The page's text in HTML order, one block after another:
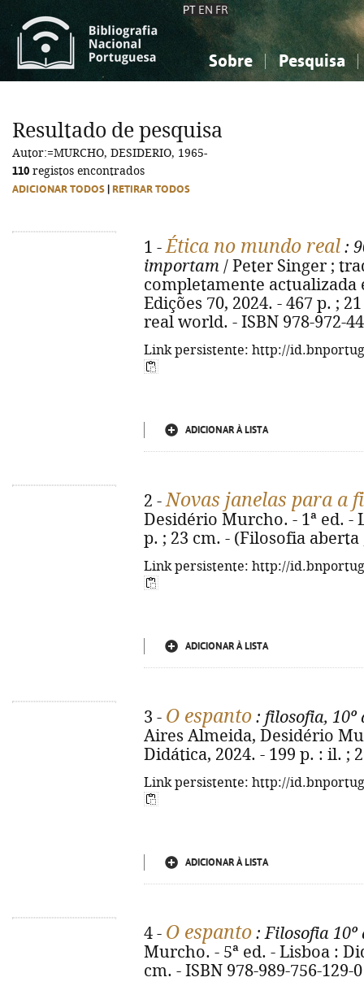
PT EN FR
Sobre Pesquisa
Ciências sociais...
Ciências sociais...
Resultado de pesquisa
Autor:=MURCHO, DESIDERIO, 1965-
110 registos encontrados
ADICIONAR TODOS RETIRAR TODOS
1 -Ética no mundo real :
importam / Peter Singer ;
completamente actualizada
Edições 70, 2024. - 467 p. ;
real world. - ISBN 978-972-
Link persistente: http://
ADICIONAR À LISTA
2 -Novas janelas para a
Desidério Murcho. - 1ª ed. -
p. ; 23 cm. - (Filosofia aberta
Link persistente: http://
ADICIONAR À LISTA
3 - O espanto : filosofia,
Aires Almeida, Desidério
Didática, 2024. - 199 p. : il. ;
Link persistente: http://
ADICIONAR À LISTA
4 - O espanto : Filosofia 10º
Murcho. - 5ª ed. - Lisboa :
cm. - ISBN 978-989-756-129-0